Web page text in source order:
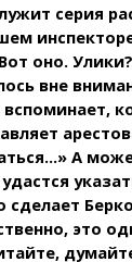
серия
оно.
вне
А
сделает
это